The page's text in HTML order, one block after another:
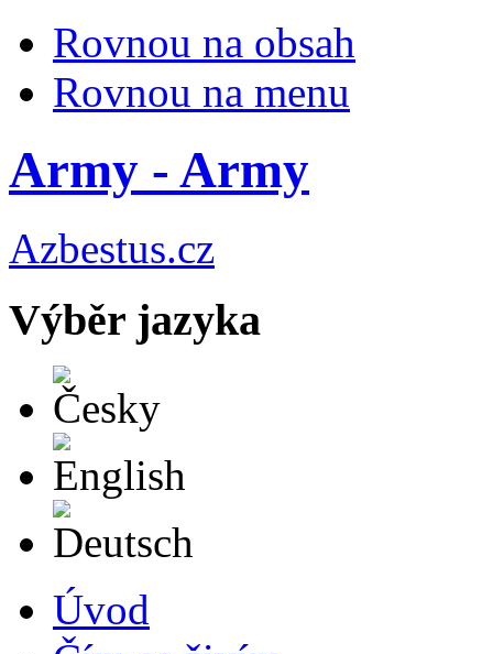
Rovnou na obsah
Rovnou na menu
Army - Army
Azbestus.cz
Výběr jazyka
Úvod